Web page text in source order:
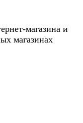
магазина и
магазинах